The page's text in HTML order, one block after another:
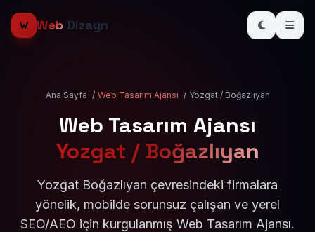
Web Dizayn
Ana Sayfa / Web Tasarım Ajansı / Yozgat / Boğazlıyan
Web Tasarım Ajansı
Yozgat / Boğazlıyan
Yozgat Boğazlıyan çevresindeki firmalara
yönelik, mobilde sorunsuz çalışan ve yerel
SEO/AEO için kurgulanmış Web Tasarım Ajansı.